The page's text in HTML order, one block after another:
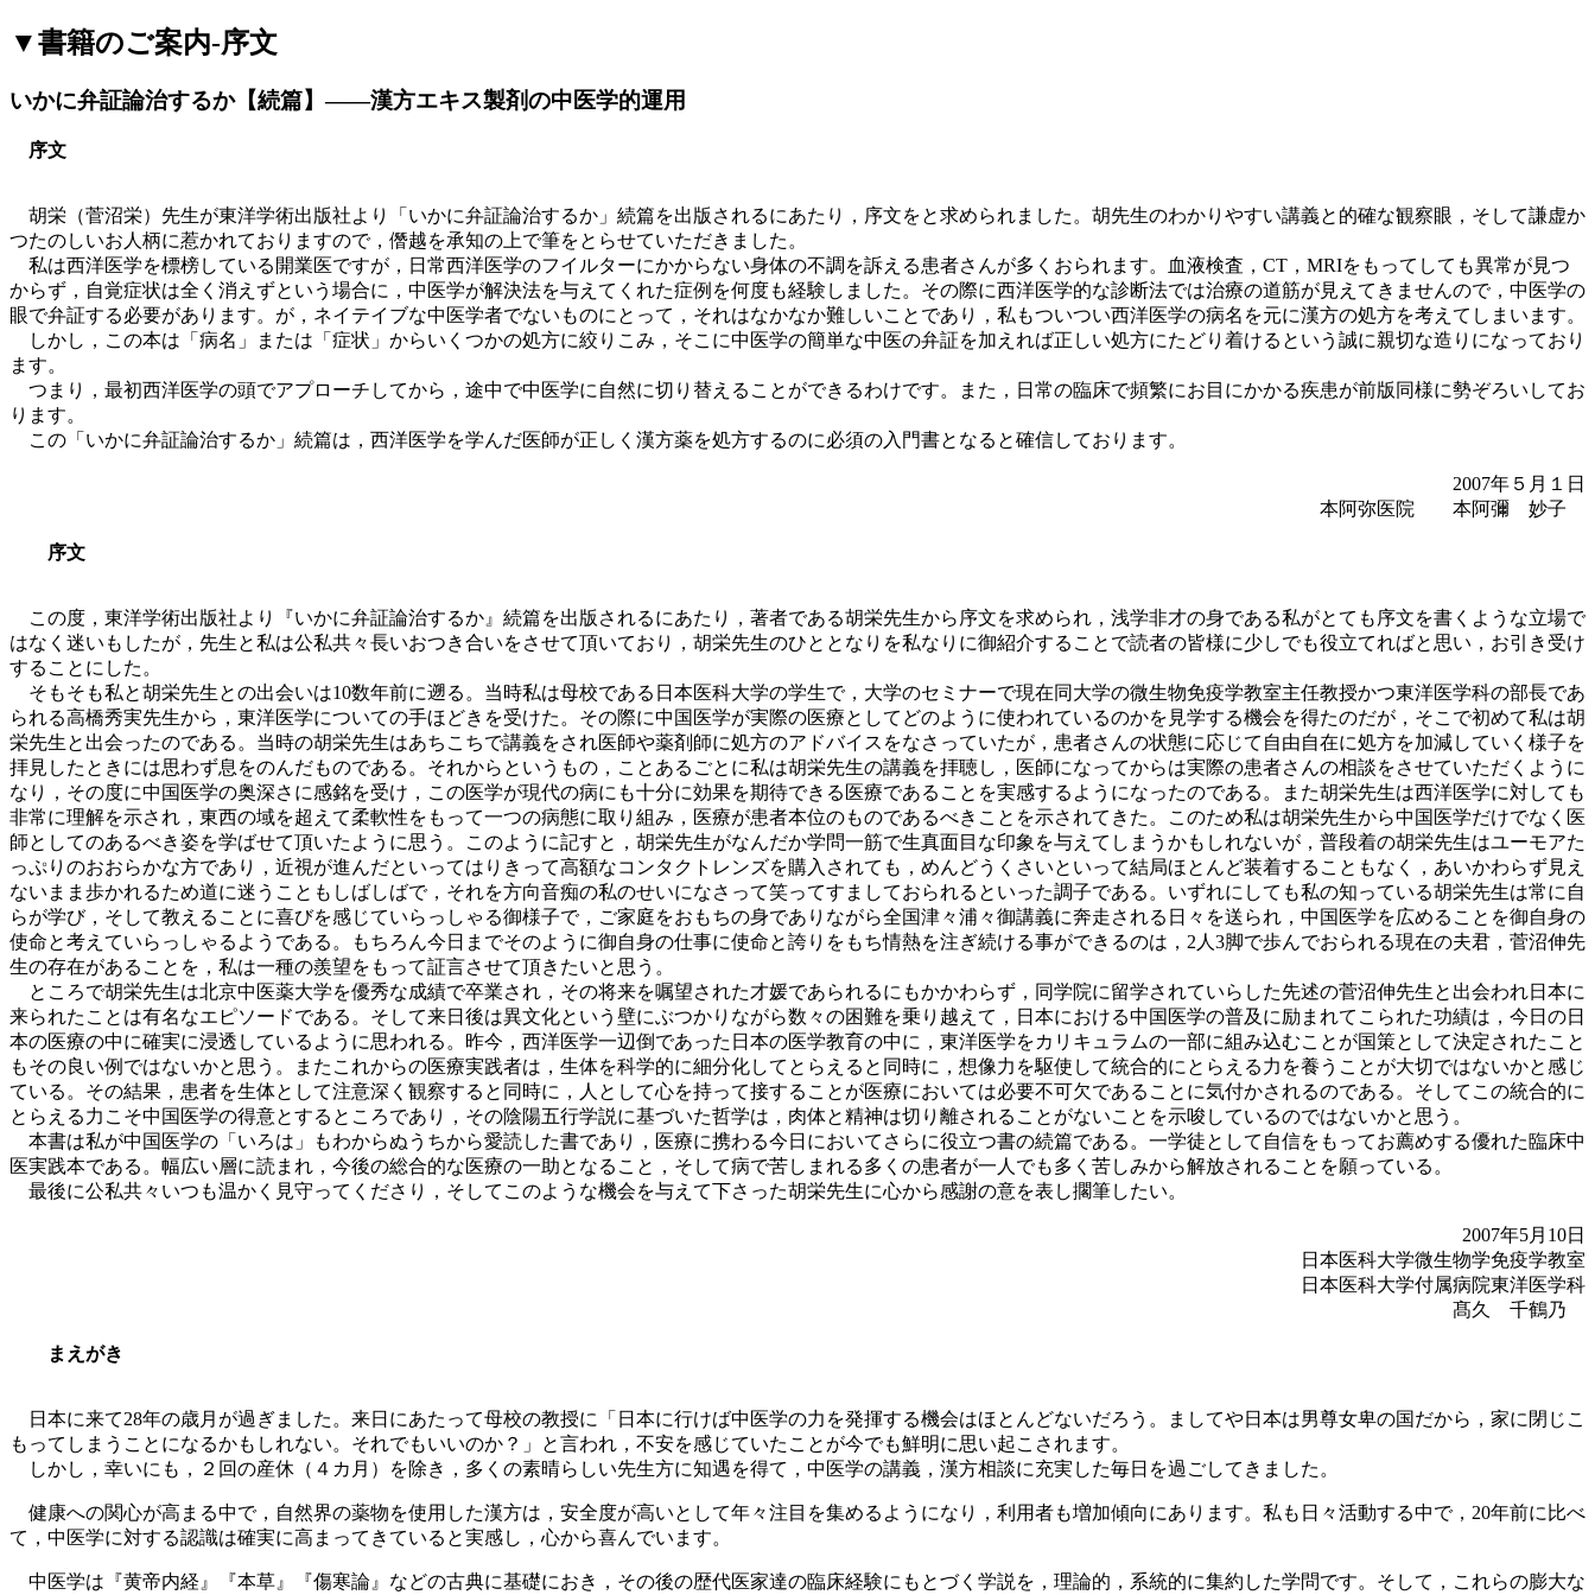
▼書籍のご案内-序文
いかに弁証論治するか【続篇】――漢方エキス製剤の中医学的運用
序文
胡栄（菅沼栄）先生が東洋学術出版社より「いかに弁証論治するか」続篇を出版されるにあたり，序文をと求められました。胡先生のわかりやすい講義と的確な観察眼，そして謙虚か
つたのしいお人柄に惹かれておりますので，僭越を承知の上で筆をとらせていただきました。
私は西洋医学を標榜している開業医ですが，日常西洋医学のフイルターにかからない身体の不調を訴える患者さんが多くおられます。血液検査，CT，MRIをもってしても異常が見つ
からず，自覚症状は全く消えずという場合に，中医学が解決法を与えてくれた症例を何度も経験しました。その際に西洋医学的な診断法では治療の道筋が見えてきませんので，中医学の
眼で弁証する必要があります。が，ネイテイブな中医学者でないものにとって，それはなかなか難しいことであり，私もついつい西洋医学の病名を元に漢方の処方を考えてしまいます。
しかし，この本は「病名」または「症状」からいくつかの処方に絞りこみ，そこに中医学の簡単な中医の弁証を加えれば正しい処方にたどり着けるという誠に親切な造りになっており
ます。
つまり，最初西洋医学の頭でアプローチしてから，途中で中医学に自然に切り替えることができるわけです。また，日常の臨床で頻繁にお目にかかる疾患が前版同様に勢ぞろいしてお
ります。
この「いかに弁証論治するか」続篇は，西洋医学を学んだ医師が正しく漢方薬を処方するのに必須の入門書となると確信しております。
2007年５月１日
本阿弥医院 本阿彌 妙子
序文
この度，東洋学術出版社より『いかに弁証論治するか』続篇を出版されるにあたり，著者である胡栄先生から序文を求められ，浅学非才の身である私がとても序文を書くような立場で
はなく迷いもしたが，先生と私は公私共々長いおつき合いをさせて頂いており，胡栄先生のひととなりを私なりに御紹介することで読者の皆様に少しでも役立てればと思い，お引き受け
することにした。
そもそも私と胡栄先生との出会いは10数年前に遡る。当時私は母校である日本医科大学の学生で，大学のセミナーで現在同大学の微生物免疫学教室主任教授かつ東洋医学科の部長であ
られる高橋秀実先生から，東洋医学についての手ほどきを受けた。その際に中国医学が実際の医療としてどのように使われているのかを見学する機会を得たのだが，そこで初めて私は胡
栄先生と出会ったのである。当時の胡栄先生はあちこちで講義をされ医師や薬剤師に処方のアドバイスをなさっていたが，患者さんの状態に応じて自由自在に処方を加減していく様子を
拝見したときには思わず息をのんだものである。それからというもの，ことあるごとに私は胡栄先生の講義を拝聴し，医師になってからは実際の患者さんの相談をさせていただくように
なり，その度に中国医学の奥深さに感銘を受け，この医学が現代の病にも十分に効果を期待できる医療であることを実感するようになったのである。また胡栄先生は西洋医学に対しても
非常に理解を示され，東西の域を超えて柔軟性をもって一つの病態に取り組み，医療が患者本位のものであるべきことを示されてきた。このため私は胡栄先生から中国医学だけでなく医
師としてのあるべき姿を学ばせて頂いたように思う。このように記すと，胡栄先生がなんだか学問一筋で生真面目な印象を与えてしまうかもしれないが，普段着の胡栄先生はユーモアた
っぷりのおおらかな方であり，近視が進んだといってはりきって高額なコンタクトレンズを購入されても，めんどうくさいといって結局ほとんど装着することもなく，あいかわらず見え
ないまま歩かれるため道に迷うこともしばしばで，それを方向音痴の私のせいになさって笑ってすましておられるといった調子である。いずれにしても私の知っている胡栄先生は常に自
らが学び，そして教えることに喜びを感じていらっしゃる御様子で，ご家庭をおもちの身でありながら全国津々浦々御講義に奔走される日々を送られ，中国医学を広めることを御自身の
使命と考えていらっしゃるようである。もちろん今日までそのように御自身の仕事に使命と誇りをもち情熱を注ぎ続ける事ができるのは，2人3脚で歩んでおられる現在の夫君，菅沼伸先
生の存在があることを，私は一種の羨望をもって証言させて頂きたいと思う。
ところで胡栄先生は北京中医薬大学を優秀な成績で卒業され，その将来を嘱望された才媛であられるにもかかわらず，同学院に留学されていらした先述の菅沼伸先生と出会われ日本に
来られたことは有名なエピソードである。そして来日後は異文化という壁にぶつかりながら数々の困難を乗り越えて，日本における中国医学の普及に励まれてこられた功績は，今日の日
本の医療の中に確実に浸透しているように思われる。昨今，西洋医学一辺倒であった日本の医学教育の中に，東洋医学をカリキュラムの一部に組み込むことが国策として決定されたこと
もその良い例ではないかと思う。またこれからの医療実践者は，生体を科学的に細分化してとらえると同時に，想像力を駆使して統合的にとらえる力を養うことが大切ではないかと感じ
ている。その結果，患者を生体として注意深く観察すると同時に，人として心を持って接することが医療においては必要不可欠であることに気付かされるのである。そしてこの統合的に
とらえる力こそ中国医学の得意とするところであり，その陰陽五行学説に基づいた哲学は，肉体と精神は切り離されることがないことを示唆しているのではないかと思う。
本書は私が中国医学の「いろは」もわからぬうちから愛読した書であり，医療に携わる今日においてさらに役立つ書の続篇である。一学徒として自信をもってお薦めする優れた臨床中
医実践本である。幅広い層に読まれ，今後の総合的な医療の一助となること，そして病で苦しまれる多くの患者が一人でも多く苦しみから解放されることを願っている。
最後に公私共々いつも温かく見守ってくださり，そしてこのような機会を与えて下さった胡栄先生に心から感謝の意を表し擱筆したい。
2007年5月10日
日本医科大学微生物学免疫学教室
日本医科大学付属病院東洋医学科
髙久 千鶴乃
まえがき
日本に来て28年の歳月が過ぎました。来日にあたって母校の教授に「日本に行けば中医学の力を発揮する機会はほとんどないだろう。ましてや日本は男尊女卑の国だから，家に閉じこ
もってしまうことになるかもしれない。それでもいいのか？」と言われ，不安を感じていたことが今でも鮮明に思い起こされます。
しかし，幸いにも，２回の産休（４カ月）を除き，多くの素晴らしい先生方に知遇を得て，中医学の講義，漢方相談に充実した毎日を過ごしてきました。
健康への関心が高まる中で，自然界の薬物を使用した漢方は，安全度が高いとして年々注目を集めるようになり，利用者も増加傾向にあります。私も日々活動する中で，20年前に比べ
て，中医学に対する認識は確実に高まってきていると実感し，心から喜んでいます。
中医学は『黄帝内経』『本草』『傷寒論』などの古典に基礎におき，その後の歴代医家達の臨床経験にもとづく学説を，理論的，系統的に集約した学問です。そして，これらの膨大な